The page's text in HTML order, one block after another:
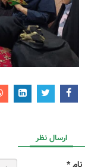
ارسال نظر